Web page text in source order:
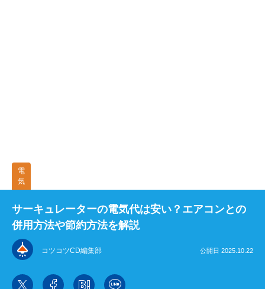
電
気
サーキュレーターの電気代は安い？エアコンとの
併用方法や節約方法を解説
コツコツCD編集部 公開日 2025.10.22